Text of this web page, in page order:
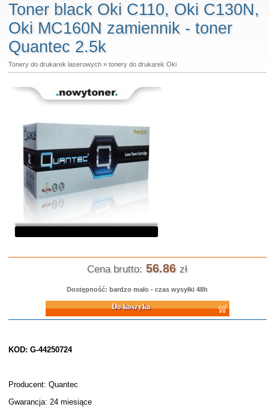
Toner black Oki C110, Oki C130N,
Oki MC160N zamiennik - toner
Quantec 2.5k
Tonery do drukarek laserowych» tonery do drukarek Oki
Cena brutto: 56.86 zł
Dostępność: bardzo mało - czas wysyłki 48h
Do koszyka
KOD: G-44250724
Producent: Quantec
Gwarancja: 24 miesiące